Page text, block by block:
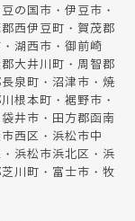
の国市・伊豆市・
西伊豆町・賀茂郡
湖西市・御前崎
大井川町・周智郡
泉町・沼津市・焼
根本町・裾野市・
井市・田方郡函南
西区・浜松市中
浜松市浜北区・浜
川町・富士市・牧